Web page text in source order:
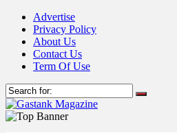
Advertise
Privacy Policy
About Us
Contact Us
Term Of Use